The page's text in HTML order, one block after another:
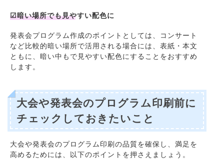
☑暗い場所でも見やすい配色に
発表会プログラム作成のポイントとしては、コンサート
など比較的暗い場所で活用される場合には、表紙・本文
ともに、暗い中もで見やすい配色にすることをおすすめ
します。
大会や発表会のプログラム印刷前に
チェックしておきたいこと
大会や発表会のプログラム印刷の品質を確保し、満足を
高めるためには、以下のポイントを押さえましょう。